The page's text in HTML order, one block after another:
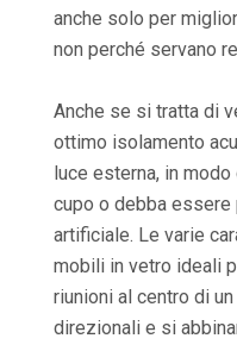
anche solo per
non perché servano
Anche se si tratta di
ottimo isolamento
luce esterna, in
cupo o debba
artificiale. Le varie
mobili in vetro ideali
riunioni al centro di
direzionali e si